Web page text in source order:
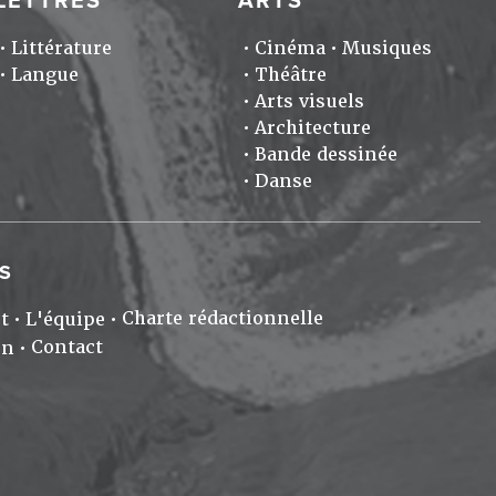
Littérature
Langue
Cinéma
Musiques
Théâtre
Arts visuels
Architecture
Bande dessinée
Danse
L'équipe
Charte rédactionnelle
Contact